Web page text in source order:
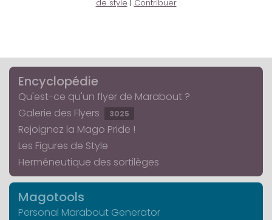
de style | Contribuer
Encyclopédie
Qu'est-ce qu'un flyer de Marabout ?
Galerie des Flyers
3025
Rejoignez la Mago Pride !
Les Figures de Style
Herméneutique des sortilèges
Magotools
Personal Marabout Generator